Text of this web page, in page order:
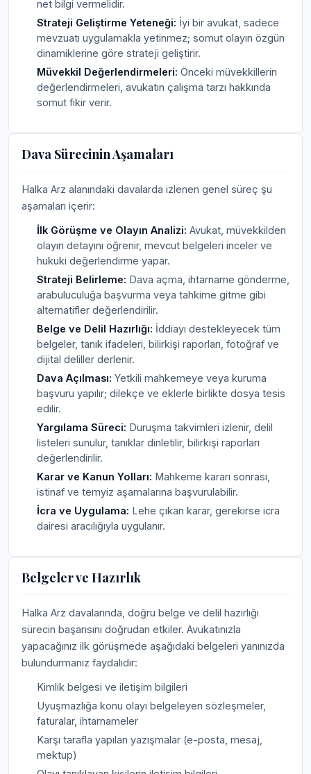
net bilgi vermelidir.
Strateji Geliştirme Yeteneği: İyi bir avukat, sadece
mevzuatı uygulamakla yetinmez; somut olayın özgün
dinamiklerine göre strateji geliştirir.
Müvekkil Değerlendirmeleri: Önceki müvekkillerin
değerlendirmeleri, avukatın çalışma tarzı hakkında
somut fikir verir.
Dava Sürecinin Aşamaları
Halka Arz alanındaki davalarda izlenen genel süreç şu
aşamaları içerir:
İlk Görüşme ve Olayın Analizi: Avukat, müvekkilden
olayın detayını öğrenir, mevcut belgeleri inceler ve
hukuki değerlendirme yapar.
Strateji Belirleme: Dava açma, ihtarname gönderme,
arabuluculuğa başvurma veya tahkime gitme gibi
alternatifler değerlendirilir.
Belge ve Delil Hazırlığı: İddiayı destekleyecek tüm
belgeler, tanık ifadeleri, bilirkişi raporları, fotoğraf ve
dijital deliller derlenir.
Dava Açılması: Yetkili mahkemeye veya kuruma
başvuru yapılır; dilekçe ve eklerle birlikte dosya tesis
edilir.
Yargılama Süreci: Duruşma takvimleri izlenir, delil
listeleri sunulur, tanıklar dinletilir, bilirkişi raporları
değerlendirilir.
Karar ve Kanun Yolları: Mahkeme kararı sonrası,
istinaf ve temyiz aşamalarına başvurulabilir.
İcra ve Uygulama: Lehe çıkan karar, gerekirse icra
dairesi aracılığıyla uygulanır.
Belgeler ve Hazırlık
Halka Arz davalarında, doğru belge ve delil hazırlığı
sürecin başarısını doğrudan etkiler. Avukatınızla
yapacağınız ilk görüşmede aşağıdaki belgeleri yanınızda
bulundurmanız faydalıdır:
Kimlik belgesi ve iletişim bilgileri
Uyuşmazlığa konu olayı belgeleyen sözleşmeler,
faturalar, ihtarnameler
Karşı tarafla yapılan yazışmalar (e-posta, mesaj,
mektup)